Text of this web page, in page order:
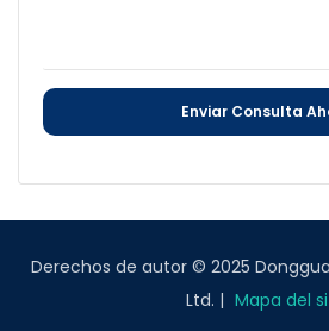
Enviar Consulta
Derechos de autor © 2025
Ltd. | Mapa del